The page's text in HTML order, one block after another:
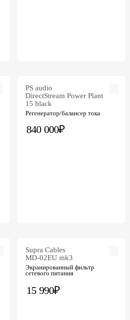
PS audio
DirectStream Power Plant
15 black
Регенератор/балансер тока
840 000₽
Supra Cables
MD-02EU mk3
Экранированный фильтр
сетевого питания
15 990₽